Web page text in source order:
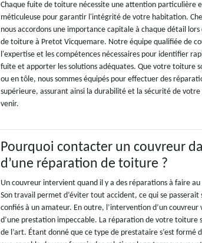
Chaque fuite de toiture nécessite une attention particulière
méticuleuse pour garantir l'intégrité de votre habitation.
nous accordons une importance capitale à chaque détail
de toiture à Pretot Vicquemare. Notre équipe qualifiée de
l'expertise et les compétences nécessaires pour identifier
fuite et apporter les solutions adéquates. Que votre toiture
ou en tôle, nous sommes équipés pour effectuer des
supérieure, assurant ainsi la durabilité et la sécurité de votre
venir.
Pourquoi contacter un couvreur
d’une réparation de toiture ?
Un couvreur intervient quand il y a des réparations à faire
Son travail permet d’éviter tout accident, ce qui se
confiés à un amateur. En outre, l’intervention d’un couvreur
d’une prestation impeccable. La réparation de votre toiture
de l’art. Étant donné que ce type de prestataire s’est formé